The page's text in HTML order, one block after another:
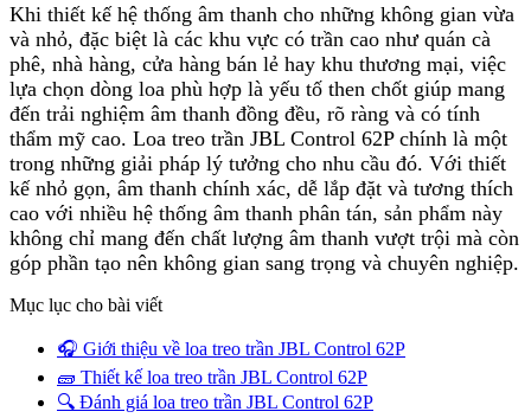
Khi thiết kế hệ thống âm thanh cho những không gian vừa
và nhỏ, đặc biệt là các khu vực có trần cao như quán cà
phê, nhà hàng, cửa hàng bán lẻ hay khu thương mại, việc
lựa chọn dòng loa phù hợp là yếu tố then chốt giúp mang
đến trải nghiệm âm thanh đồng đều, rõ ràng và có tính
thẩm mỹ cao. Loa treo trần JBL Control 62P chính là một
trong những giải pháp lý tưởng cho nhu cầu đó. Với thiết
kế nhỏ gọn, âm thanh chính xác, dễ lắp đặt và tương thích
cao với nhiều hệ thống âm thanh phân tán, sản phẩm này
không chỉ mang đến chất lượng âm thanh vượt trội mà còn
góp phần tạo nên không gian sang trọng và chuyên nghiệp.
Mục lục cho bài viết
🎧 Giới thiệu về loa treo trần JBL Control 62P
🧱 Thiết kế loa treo trần JBL Control 62P
🔍 Đánh giá loa treo trần JBL Control 62P